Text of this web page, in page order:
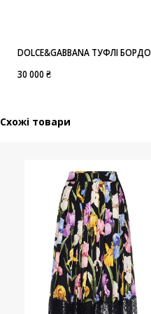
DOLCE&GABBANA ТУФЛІ БОРДО
30 000 ₴
Схожі товари